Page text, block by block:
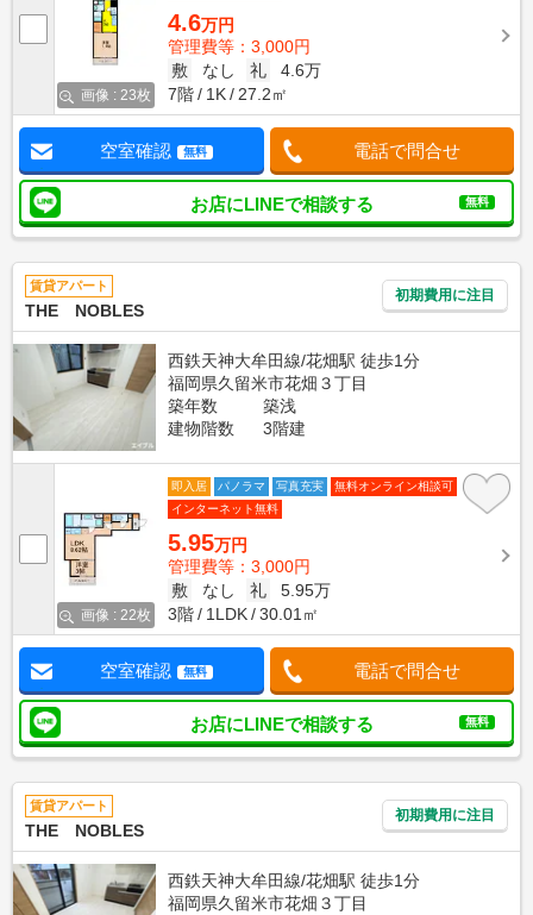
画像 : 23枚
4.6万円
管理費等：3,000円
敷
なし 礼
4.6万
7階
1K 27.2㎡
空室確認 無料 電話で問合せ
お店にLINEで相談する 無料
賃貸アパート
THE NOBLES
初期費用に注目
西鉄天神大牟田線/花畑駅 徒歩1分
福岡県久留米市花畑３丁目
築年数
築浅
建物階数
3階建
画像 : 22枚
即入居 パノラマ 写真充実
無料オンライン相談可
インターネット無料
5.95万円
管理費等：3,000円
敷
なし 礼
5.95万
3階
1LDK 30.01㎡
空室確認 無料 電話で問合せ
お店にLINEで相談する 無料
賃貸アパート
THE NOBLES
初期費用に注目
西鉄天神大牟田線/花畑駅 徒歩1分
福岡県久留米市花畑３丁目